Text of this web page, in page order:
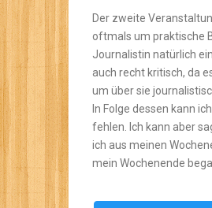
Der zweite
oftmals um praktische
Journalistin natürlich
auch recht kritisch, da
um über sie
In Folge dessen kann
fehlen. Ich kann aber
ich aus meinen
mein Wochenende